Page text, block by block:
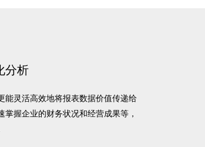
分析
能灵活高效地将报表数据价值传递给
掌握企业的财务状况和经营成果等，